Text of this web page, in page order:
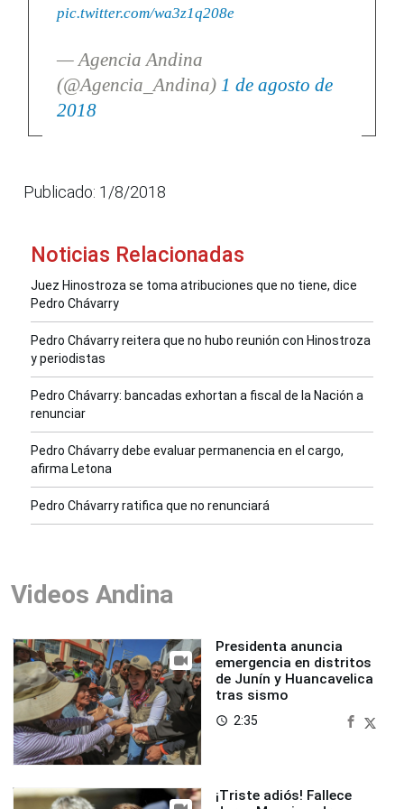
pic.twitter.com/wa3z1q208e
— Agencia Andina
(@Agencia_Andina) 1 de agosto de
2018
Publicado: 1/8/2018
Noticias Relacionadas
Juez Hinostroza se toma atribuciones que no tiene, dice
Pedro Chávarry
Pedro Chávarry reitera que no hubo reunión con Hinostroza
y periodistas
Pedro Chávarry: bancadas exhortan a fiscal de la Nación a
renunciar
Pedro Chávarry debe evaluar permanencia en el cargo,
afirma Letona
Pedro Chávarry ratifica que no renunciará
Videos Andina
Presidenta anuncia
emergencia en distritos
de Junín y Huancavelica
tras sismo
access_time 2:35
¡Triste adiós! Fallece